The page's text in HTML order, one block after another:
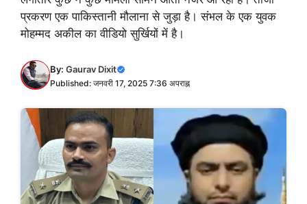
प्रकरण एक पाकिस्तानी मौलाना से जुड़ा है। संभल के एक युवक
मोहम्मद अकील का वीडियो सुर्खियों में है।
By: Gaurav Dixit
Published: जनवरी 17, 2025 7:36 अपराह्न